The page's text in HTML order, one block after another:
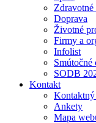
Zdravotné
Doprava
Životné
Firmy a
Infolist
Smútočné
SODB
Kontakt
Ankety
Mapa